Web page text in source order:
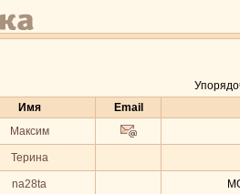
Имя
Email
Максим
Терина
na28ta